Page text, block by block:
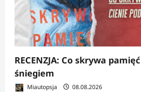
RECENZJA: Co skrywa
śniegiem
Miautopsja 08.08.2026